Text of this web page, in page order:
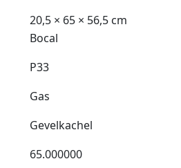
20,5 × 65 × 56,5 cm
Bocal
P33
Gas
Gevelkachel
65.000000